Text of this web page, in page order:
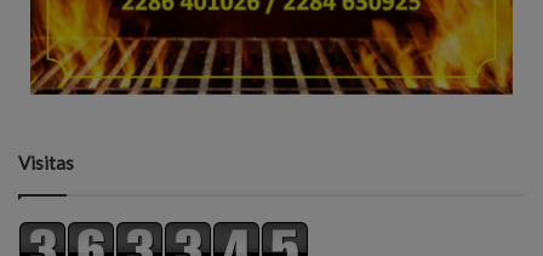
Visitas